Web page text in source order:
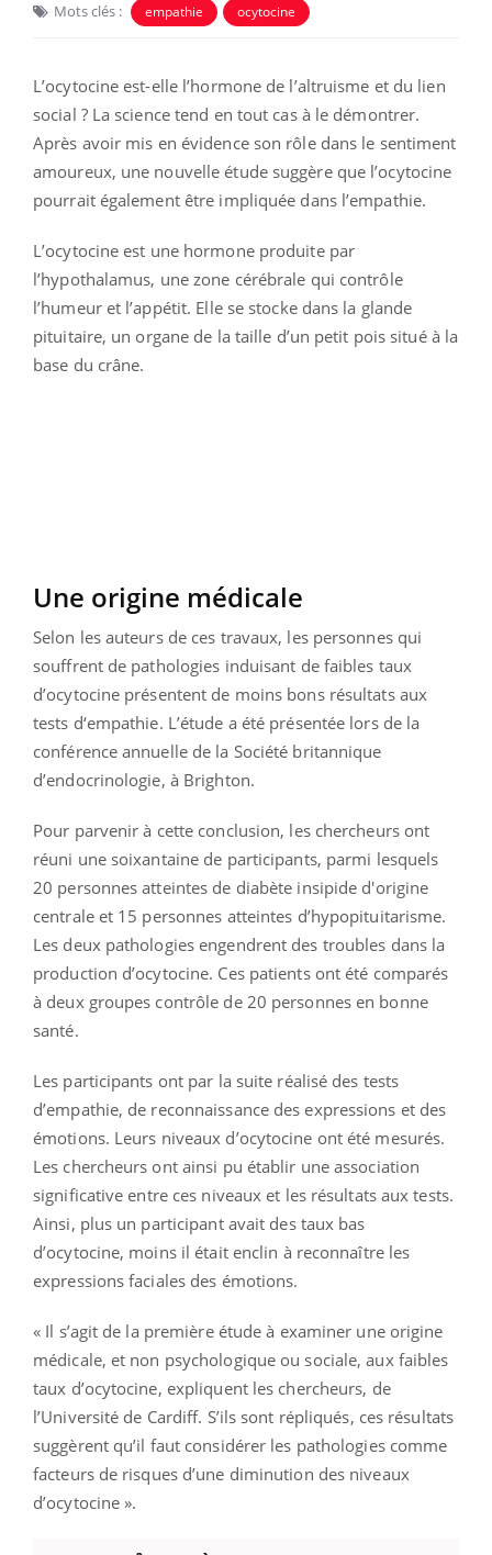
Mots clés : empathie ocytocine
L’ocytocine est-elle l’hormone de l’altruisme et du lien
social ? La science tend en tout cas à le démontrer.
Après avoir mis en évidence son rôle dans le sentiment
amoureux, une nouvelle étude suggère que l’ocytocine
pourrait également être impliquée dans l’empathie.
L’ocytocine est une hormone produite par
l’hypothalamus, une zone cérébrale qui contrôle
l’humeur et l’appétit. Elle se stocke dans la glande
pituitaire, un organe de la taille d’un petit pois situé à la
base du crâne.
Une origine médicale
Selon les auteurs de ces travaux, les personnes qui
souffrent de pathologies induisant de faibles taux
d’ocytocine présentent de moins bons résultats aux
tests d‘empathie. L’étude a été présentée lors de la
conférence annuelle de la Société britannique
d’endocrinologie, à Brighton.
Pour parvenir à cette conclusion, les chercheurs ont
réuni une soixantaine de participants, parmi lesquels
20 personnes atteintes de diabète insipide d'origine
centrale et 15 personnes atteintes d’hypopituitarisme.
Les deux pathologies engendrent des troubles dans la
production d’ocytocine. Ces patients ont été comparés
à deux groupes contrôle de 20 personnes en bonne
santé.
Les participants ont par la suite réalisé des tests
d’empathie, de reconnaissance des expressions et des
émotions. Leurs niveaux d’ocytocine ont été mesurés.
Les chercheurs ont ainsi pu établir une association
significative entre ces niveaux et les résultats aux tests.
Ainsi, plus un participant avait des taux bas
d’ocytocine, moins il était enclin à reconnaître les
expressions faciales des émotions.
« Il s’agit de la première étude à examiner une origine
médicale, et non psychologique ou sociale, aux faibles
taux d’ocytocine, expliquent les chercheurs, de
l’Université de Cardiff. S’ils sont répliqués, ces résultats
suggèrent qu’il faut considérer les pathologies comme
facteurs de risques d’une diminution des niveaux
d’ocytocine ».